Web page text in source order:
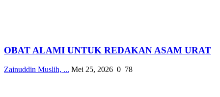
OBAT ALAMI UNTUK REDAKAN ASAM URAT
Zainuddin Muslih, ... Mei 25, 2026 0 78